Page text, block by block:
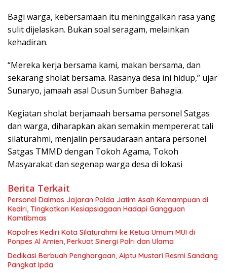
Bagi warga, kebersamaan itu meninggalkan rasa yang
sulit dijelaskan. Bukan soal seragam, melainkan
kehadiran.
“Mereka kerja bersama kami, makan bersama, dan
sekarang sholat bersama. Rasanya desa ini hidup,” ujar
Sunaryo, jamaah asal Dusun Sumber Bahagia.
Kegiatan sholat berjamaah bersama personel Satgas
dan warga, diharapkan akan semakin mempererat tali
silaturahmi, menjalin persaudaraan antara personel
Satgas TMMD dengan Tokoh Agama, Tokoh
Masyarakat dan segenap warga desa di lokasi
Berita Terkait
Personel Dalmas Jajaran Polda Jatim Asah Kemampuan di
Kediri, Tingkatkan Kesiapsiagaan Hadapi Gangguan
Kamtibmas
Kapolres Kediri Kota Silaturahmi ke Ketua Umum MUI di
Ponpes Al Amien, Perkuat Sinergi Polri dan Ulama
Dedikasi Berbuah Penghargaan, Aiptu Mustari Resmi Sandang
Pangkat Ipda